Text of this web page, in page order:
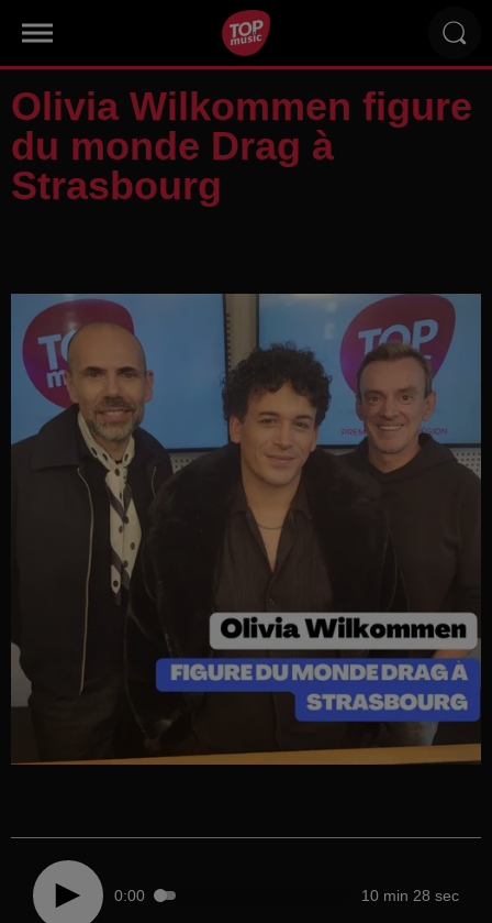
Olivia Wilkommen figure
du monde Drag à
Strasbourg
0:00 10 min 28 sec